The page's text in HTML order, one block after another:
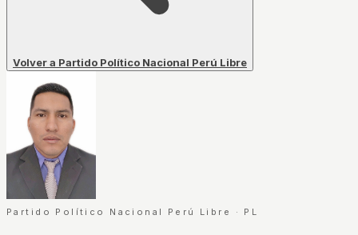
Volver a Partido Político Nacional Perú Libre
Partido Político Nacional Perú Libre · PL